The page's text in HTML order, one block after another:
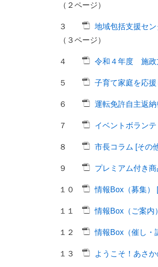
（２ページ）
３
地域包括支援セ
（３ページ）
４ 令和４年度 施政
５ 子育て家庭を応
６ 運転免許自主返
７ イベントボラン
８ 市長コラム [その
９ プレミアム付き
１０ 情報Box（募集）
１１ 情報Box（ご案内
１２ 情報Box（催し・
１３ ようこそ！あさ